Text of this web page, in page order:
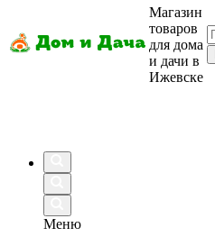
Магазин
товаров
для дома
и дачи в
Ижевске
Меню